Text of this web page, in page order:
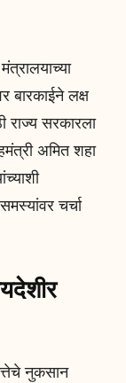
बारकाईने लक्ष
राज्य सरकारला
अमित शहा
चर्चा
नुकसान